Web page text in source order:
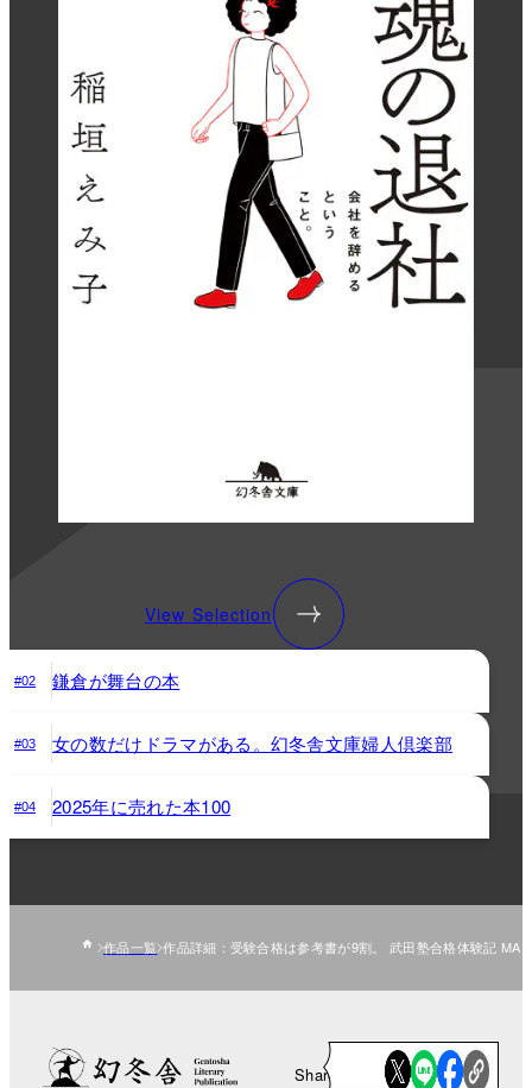
View Selection
#02 鎌倉が舞台の本
#03 女の数だけドラマがある。幻冬舎文庫婦人倶楽部
#04 2025年に売れた本100
作品一覧 作品詳細：受験合格は参考書が9割。 武田塾合格体験記
Share